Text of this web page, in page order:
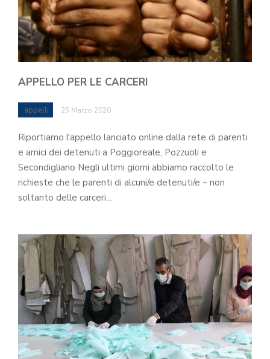
APPELLO PER LE CARCERI
appelli 25 Marzo 2020
Riportiamo l'appello lanciato online dalla rete di parenti
e amici dei detenuti a Poggioreale, Pozzuoli e
Secondigliano Negli ultimi giorni abbiamo raccolto le
richieste che le parenti di alcuni/e detenuti/e – non
soltanto delle carceri…